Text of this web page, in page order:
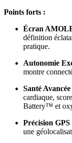
Points forts :
Écran
définition
pratique.
Autonomie
montre
Santé
cardiaque,
Battery™ et
Précision
une